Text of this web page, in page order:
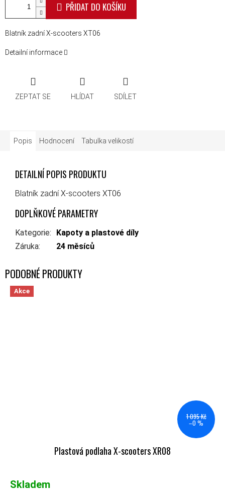
PŘIDAT DO KOŠÍKU
Blatník zadní X-scooters XT06
Detailní informace
ZEPTAT SE HLÍDAT SDÍLET
Popis Hodnocení Tabulka velikostí
DETAILNÍ POPIS PRODUKTU
Blatník zadní X-scooters XT06
DOPLŇKOVÉ PARAMETRY
Kategorie:
Kapoty a plastové díly
Záruka: 24 měsíců
Akce
1 095 Kč
–0 %
Plastová podlaha X-scooters XR08
Skladem